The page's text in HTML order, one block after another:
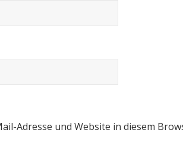
Adresse und Website in diesem